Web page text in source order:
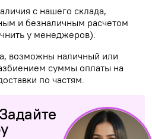
с нашего склада,
и безналичным расчетом
у менеджеров).
возможны наличный или
суммы оплаты на
по частям.